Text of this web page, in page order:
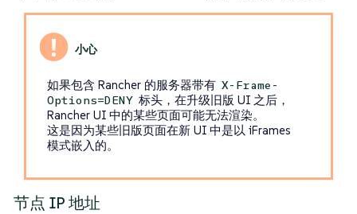
如果包含 Rancher 的服务器带有 X-Frame-
Options=DENY 标头，在升级旧版 UI 之后，
Rancher UI 中的某些页面可能无法渲染。
这是因为某些旧版页面在新 UI 中是以 iFrames
模式嵌入的。
节点 IP 地址